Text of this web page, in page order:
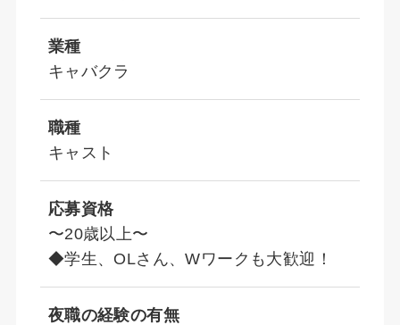
業種
キャバクラ
職種
キャスト
応募資格
〜20歳以上〜
◆学生、OLさん、Wワークも大歓迎！
夜職の経験の有無